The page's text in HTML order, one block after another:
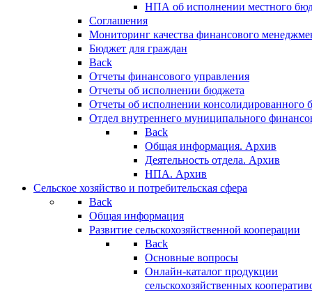
НПА об исполнении местного
Соглашения
Мониторинг качества финансового
Бюджет для граждан
Back
Отчеты финансового управления
Отчеты об исполнении бюджета
Отчеты об исполнении консолидированного
Отдел внутреннего муниципального
Back
Общая информация. Архив
Деятельность отдела. Архив
НПА. Архив
Сельское хозяйство и потребительская сфера
Back
Общая информация
Развитие сельскохозяйственной кооперации
Back
Основные вопросы
Онлайн-каталог продукции
сельскохозяйственных